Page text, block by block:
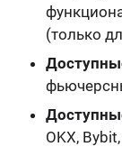
(только
OKX,